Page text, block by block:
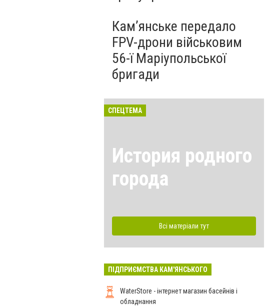
Кам’янське передало
FPV-дрони військовим
56-ї Маріупольської
бригади
СПЕЦТЕМА
История родного
города
Всі матеріали тут
ПІДПРИЄМСТВА КАМ'ЯНСЬКОГО
WaterStore - інтернет магазин басейнів і
обладнання